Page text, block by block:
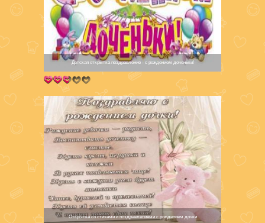
Детская открытка поздравление - с рождением доченьки!
Открытка со стихами и поздравлениями с рождением дочки